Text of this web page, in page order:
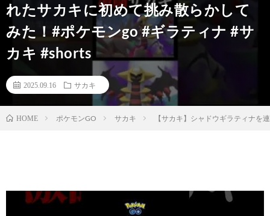
れたサカキに初めて挑み散らかして
みた！#ポケモンgo #ギラティナ #サ
カキ #shorts
2025.09.16 サカキ
HOME ポケモンGO サカキ 【サカキ】シャドウギラティナを